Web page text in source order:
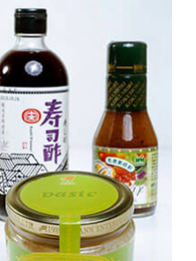
證的專業貼標機製造
享有領先地位。我們自
標機產品與創新自動化
水、食品、製藥/生
元產業日益增長的需
致力於確保每台貼標機
戶提供穩定、高效且精